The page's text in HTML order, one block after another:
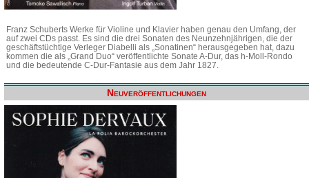
Franz Schuberts Werke für Violine und Klavier haben genau den Umfang, der
auf zwei CDs passt. Es sind die drei Sonaten des Neunzehnjährigen, die der
geschäftstüchtige Verleger Diabelli als „Sonatinen“ herausgegeben hat, dazu
kommen die als „Grand Duo“ veröffentlichte Sonate A-Dur, das h-Moll-Rondo
und die bedeutende C-Dur-Fantasie aus dem Jahr 1827.
Neuveröffentlichungen